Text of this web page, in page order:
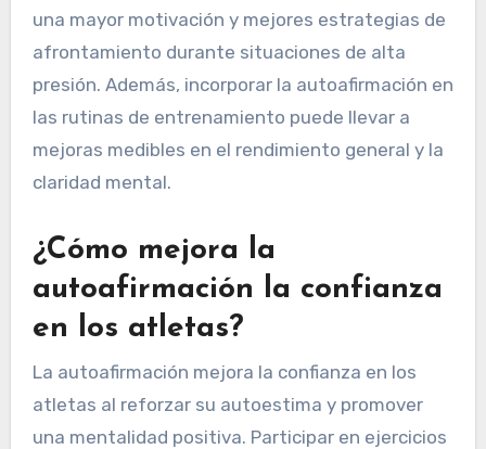
una mayor motivación y mejores estrategias de
afrontamiento durante situaciones de alta
presión. Además, incorporar la autoafirmación en
las rutinas de entrenamiento puede llevar a
mejoras medibles en el rendimiento general y la
claridad mental.
¿Cómo mejora la
autoafirmación la confianza
en los atletas?
La autoafirmación mejora la confianza en los
atletas al reforzar su autoestima y promover
una mentalidad positiva. Participar en ejercicios